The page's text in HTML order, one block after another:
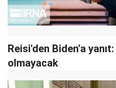
Reisi'den Biden'a
olmayacak